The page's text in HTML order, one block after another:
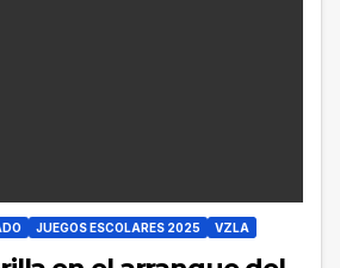
JUEGOS ESCOLARES 2025 VZLA